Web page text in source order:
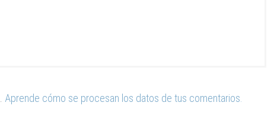
Aprende cómo se procesan los datos de tus comentarios.